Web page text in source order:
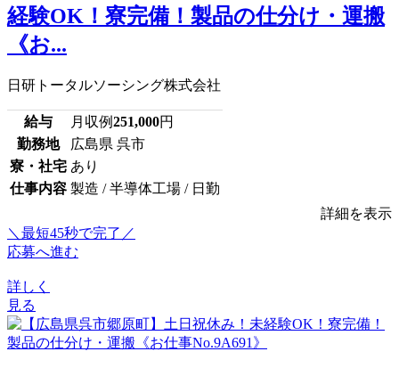
経験OK！寮完備！製品の仕分け・運搬
《お...
日研トータルソーシング株式会社
給与 月収例251,000円
勤務地
広島県 呉市
寮・社宅 あり
仕事内容 製造 / 半導体工場 / 日勤
詳細を表示
＼最短45秒で完了／
応募へ進む
詳しく
見る